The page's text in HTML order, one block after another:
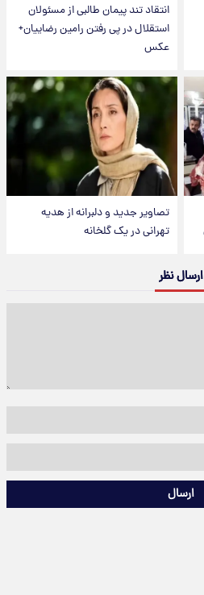
انتقاد تند پیمان طالبی از مسئولان
استقلال در پی رفتن رامین رضاییان+
عکس
تصاویر جدید و دلبرانه از هدیه
تهرانی در یک گلخانه
ارسال نظر
ارسال